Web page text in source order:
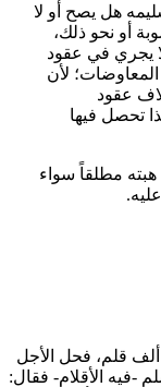
هل يصح أو لا
أو نحو ذلك،
يجري في عقود
لأن
عقود
تحصل فيها
مطلقاً سواء
قلم، فحل الأجل
-فيه الأقلام- فقال: